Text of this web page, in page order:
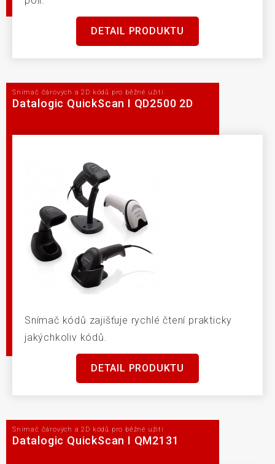
DETAIL PRODUKTU
Snímač čárových a 2D kódů pro běžné užití
Datalogic QuickScan I QD2500 2D
Snímač kódů zajišťuje rychlé čtení prakticky
jakýchkoliv kódů.
DETAIL PRODUKTU
Snímač čárových a 2D kódů pro běžné užití
Datalogic QuickScan I QM2131